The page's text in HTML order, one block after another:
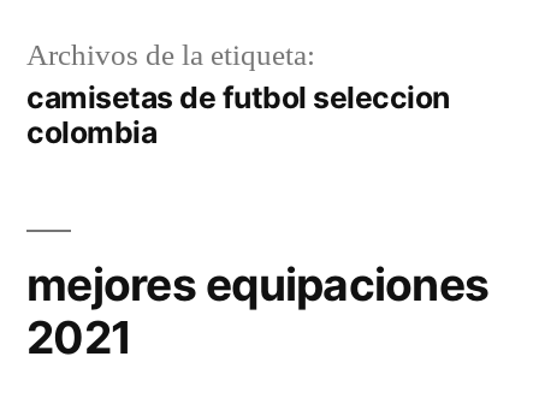
Archivos de la etiqueta:
camisetas de futbol seleccion
colombia
mejores equipaciones
2021